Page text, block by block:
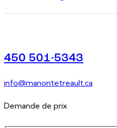
450 501-5343
info@manontetreault.ca
Demande de prix